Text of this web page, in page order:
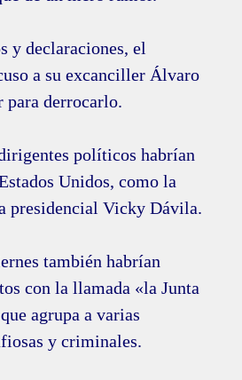
y declaraciones, el
a su excanciller Álvaro
para derrocarlo.
políticos habrían
Unidos, como la
presidencial Vicky Dávila.
también habrían
con la llamada «la Junta
agrupa a varias
y criminales.